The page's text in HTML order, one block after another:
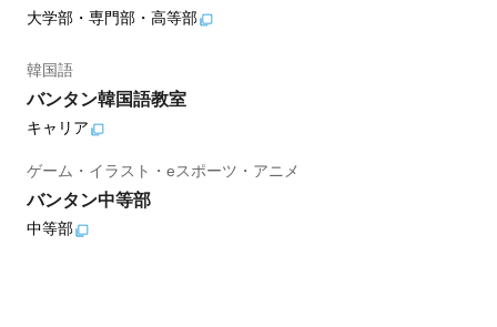
大学部・専門部・高等部
韓国語
バンタン韓国語教室
キャリア
ゲーム・イラスト・eスポーツ・アニメ
バンタン中等部
中等部